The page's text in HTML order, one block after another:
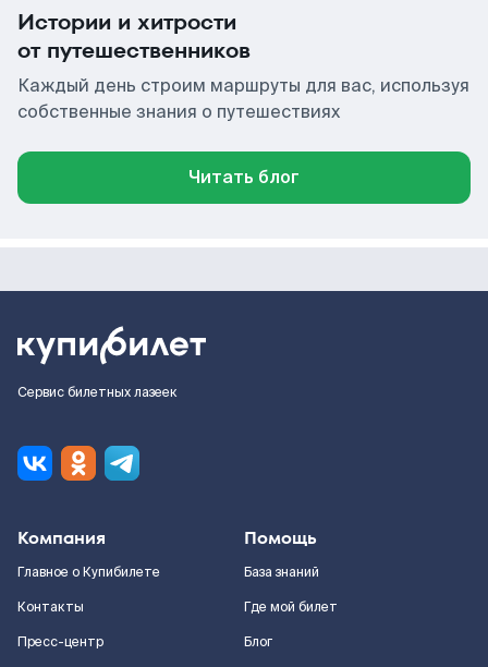
Истории и хитрости
от путешественников
Каждый день строим маршруты для вас, используя
собственные знания о путешествиях
Читать блог
Сервис билетных лазеек
Компания
Главное о Купибилете
Контакты
Пресс-центр
Помощь
База знаний
Где мой билет
Блог